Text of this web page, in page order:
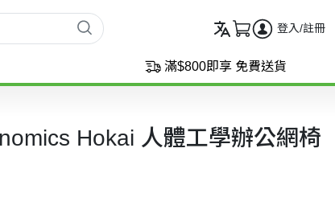
登入/註冊
滿$800即享 免費送貨
Hokai 人體工學辦公網椅